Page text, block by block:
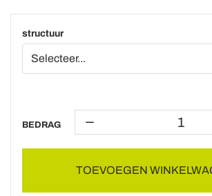
structuur
BEDRAG
TOEVOEGEN